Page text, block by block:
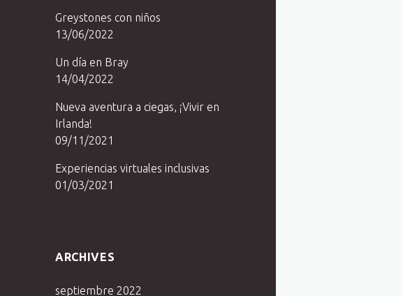
Greystones con niños
13/06/2022
Un día en Bray
14/04/2022
Nueva aventura a ciegas, ¡Vivir en
Irlanda!
09/11/2021
Experiencias virtuales inclusivas
01/03/2021
ARCHIVES
septiembre 2022